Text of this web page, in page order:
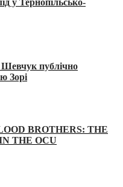
у Тернопільсько-
Шевчук публічно
Зорі
BROTHERS: THE
THE OCU